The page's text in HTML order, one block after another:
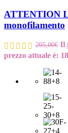
ATTENTION
monofilamento
205,00€ Il
prezzo attuale è: